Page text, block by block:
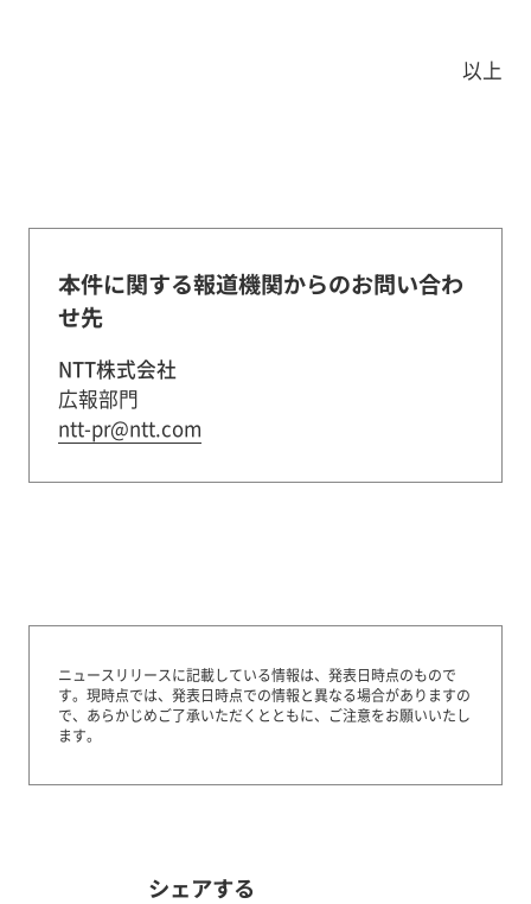
以上
本件に関する報道機関からのお問い合わ
せ先
NTT株式会社
広報部門
ntt-pr@ntt.com
ニュースリリースに記載している情報は、発表日時点のもので
す。 現時点では、発表日時点での情報と異なる場合がありますの
で、あらかじめご了承いただくとともに、ご注意をお願いいたし
ます。
シェアする